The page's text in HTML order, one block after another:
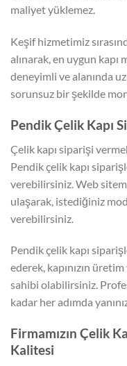
maliyet yüklemez.
Keşif hizmetimiz
alınarak, en uygun
deneyimli ve alanında
sorunsuz bir şekilde
Pendik Çelik Kapı
Çelik kapı siparişi
Pendik çelik kapı
verebilirsiniz. Web
ulaşarak, istediğiniz
verebilirsiniz.
Pendik çelik kapı
ederek, kapınızın
sahibi olabilirsiniz.
kadar her adımda
Firmamızın Çelik
Kalitesi